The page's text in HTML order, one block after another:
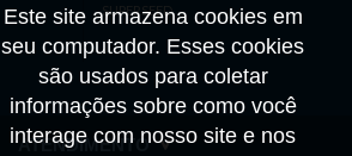
Este site armazena cookies em
seu computador. Esses cookies
são usados para coletar
informações sobre como você
interage com nosso site e nos
SUPERSEED
ATENDIMENTO